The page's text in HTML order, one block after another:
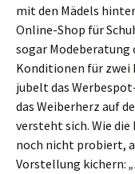
mit den Mädels
Online-Shop für
sogar Modeberatung
Konditionen für zwei
jubelt das
das Weiberherz auf
versteht sich. Wie
noch nicht probiert,
Vorstellung kichern: